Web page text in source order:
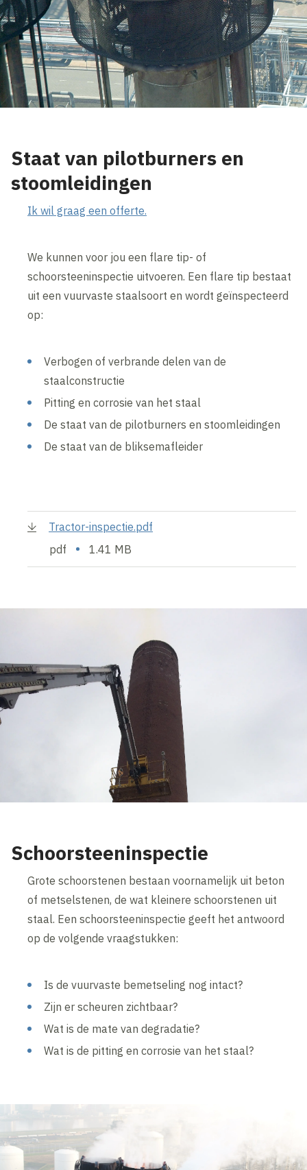
Staat van pilotburners en
stoomleidingen
Ik wil graag een offerte.
We kunnen voor jou een flare tip- of
schoorsteeninspectie uitvoeren. Een flare tip bestaat
uit een vuurvaste staalsoort en wordt geïnspecteerd
op:
Verbogen of verbrande delen van de
staalconstructie
Pitting en corrosie van het staal
De staat van de pilotburners en stoomleidingen
De staat van de bliksemafleider
Tractor-inspectie.pdf
pdf
• 1.41 MB
Schoorsteeninspectie
Grote schoorstenen bestaan voornamelijk uit beton
of metselstenen, de wat kleinere schoorstenen uit
staal. Een schoorsteeninspectie geeft het antwoord
op de volgende vraagstukken:
Is de vuurvaste bemetseling nog intact?
Zijn er scheuren zichtbaar?
Wat is de mate van degradatie?
Wat is de pitting en corrosie van het staal?